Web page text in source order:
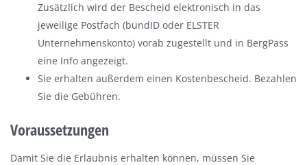
Zusätzlich wird der Bescheid elektronisch in das
jeweilige Postfach (bundID oder ELSTER
Unternehmenskonto) vorab zugestellt und in BergPass
eine Info angezeigt.
Sie erhalten außerdem einen Kostenbescheid. Bezahlen
Sie die Gebühren.
Voraussetzungen
Damit Sie die Erlaubnis erhalten können, müssen Sie